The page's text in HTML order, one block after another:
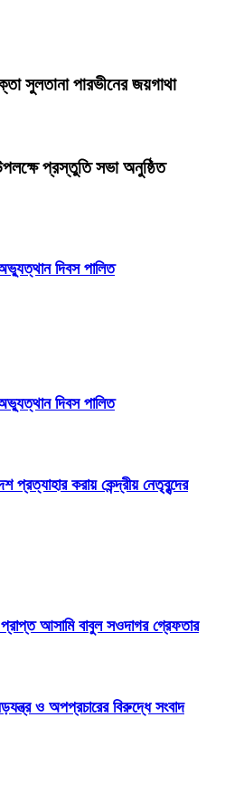
সুলতানা পারভীনের জয়গাথা
প্রস্তুতি সভা অনুষ্ঠিত
দিবস পালিত
দিবস পালিত
প্রত্যাহার করায় কেন্দ্রীয় নেতৃবৃন্দের
আসামি বাবুল সওদাগর গ্রেফতার
ও অপপ্রচারের বিরুদ্ধে সংবাদ